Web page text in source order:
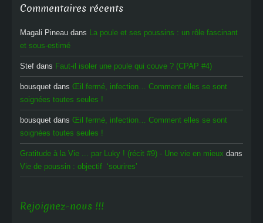
Commentaires récents
Magali Pineau dans
La poule et ses poussins : un rôle fascinant
et sous-estimé
Stef dans Faut-il isoler une poule qui couve ? (CPAP #4)
bousquet dans Œil fermé, infection… Comment elles se sont
soignées toutes seules !
bousquet dans Œil fermé, infection… Comment elles se sont
soignées toutes seules !
Gratitude à la Vie ... par Luky ! (récit #9) - Une vie en mieux dans
Vie de poussin : objectif ‘sourires’
Rejoignez-nous !!!